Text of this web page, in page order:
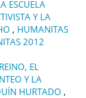
ESCUELA
Y LA
, HUMANITAS
2012
EL
Y LA
HURTADO ,